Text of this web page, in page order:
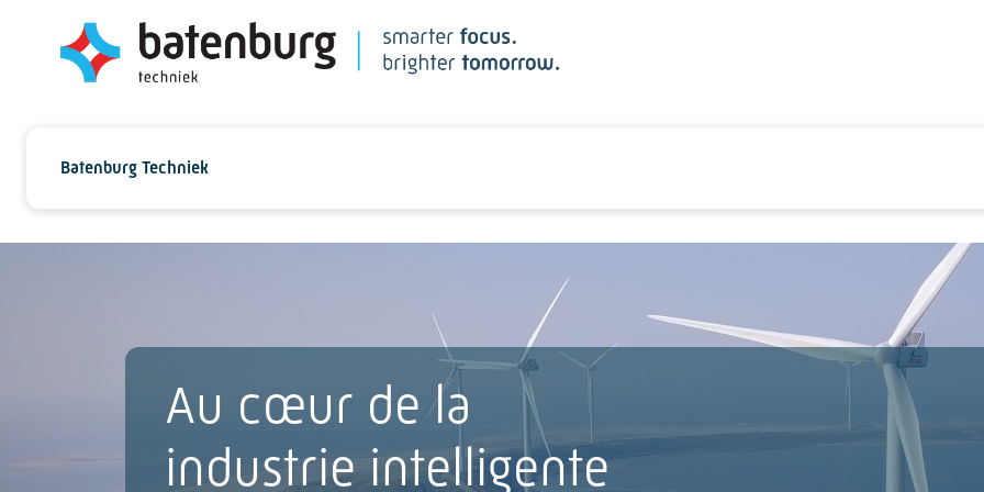
Batenburg Techniek
Au cœur de la
industrie intelligente